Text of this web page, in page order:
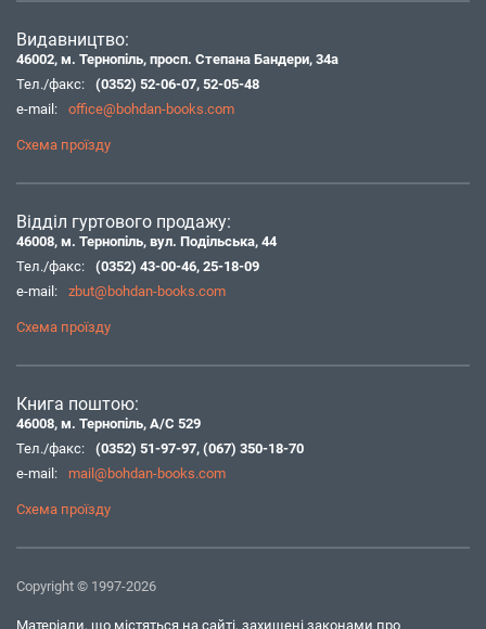
Видавництво:
46002, м. Тернопіль, просп. Степана Бандери, 34а
Тел./факс:
(0352) 52-06-07, 52-05-48
e-mail:
office@bohdan-books.com
Схема проїзду
Відділ гуртового продажу:
46008, м. Тернопіль, вул. Подільська, 44
Тел./факс:
(0352) 43-00-46, 25-18-09
e-mail:
zbut@bohdan-books.com
Схема проїзду
Книга поштою:
46008, м. Тернопіль, А/С 529
Тел./факс:
(0352) 51-97-97, (067) 350-18-70
e-mail:
mail@bohdan-books.com
Схема проїзду
Copyright © 1997-2026
Матеріали, що містяться на сайті, захищені законами про